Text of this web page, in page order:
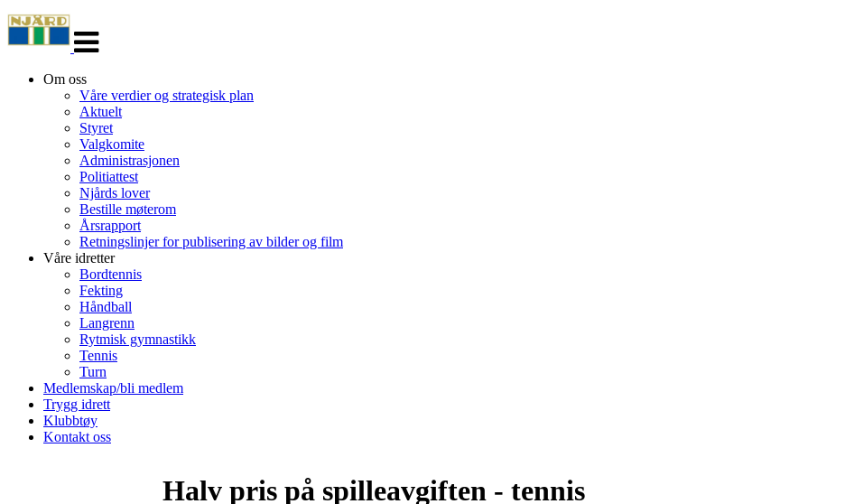
navigasjon
Om oss
Våre verdier og strategisk plan
Aktuelt
Styret
Valgkomite
Administrasjonen
Politiattest
Njårds lover
Bestille møterom
Årsrapport
Retningslinjer for publisering av bilder og film
Våre idretter
Bordtennis
Fekting
Håndball
Langrenn
Rytmisk gymnastikk
Tennis
Turn
Medlemskap/bli medlem
Trygg idrett
Klubbtøy
Kontakt oss
Halv pris på spilleavgiften - tennis